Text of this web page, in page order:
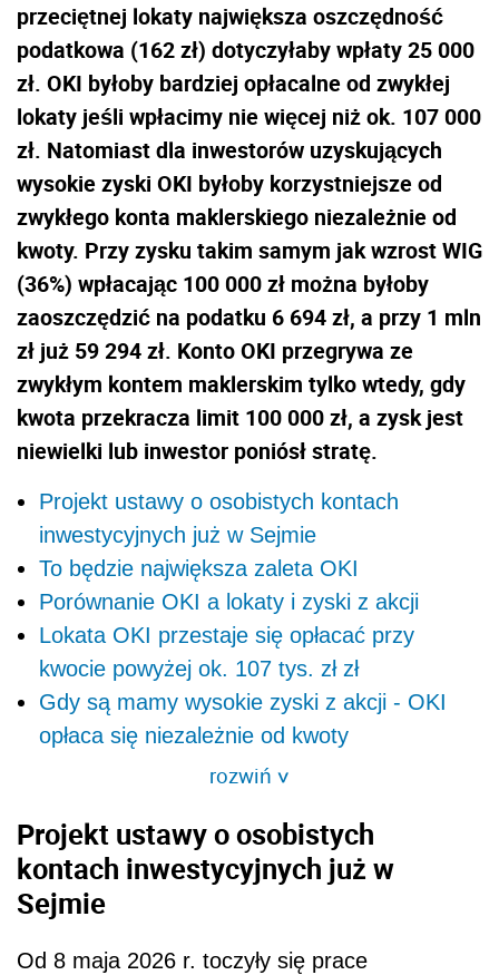
przeciętnej lokaty największa oszczędność
podatkowa (162 zł) dotyczyłaby wpłaty 25 000
zł. OKI byłoby bardziej opłacalne od zwykłej
lokaty jeśli wpłacimy nie więcej niż ok. 107 000
zł. Natomiast dla inwestorów uzyskujących
wysokie zyski OKI byłoby korzystniejsze od
zwykłego konta maklerskiego niezależnie od
kwoty. Przy zysku takim samym jak wzrost WIG
(36%) wpłacając 100 000 zł można byłoby
zaoszczędzić na podatku 6 694 zł, a przy 1 mln
zł już 59 294 zł. Konto OKI przegrywa ze
zwykłym kontem maklerskim tylko wtedy, gdy
kwota przekracza limit 100 000 zł, a zysk jest
niewielki lub inwestor poniósł stratę.
Projekt ustawy o osobistych kontach
inwestycyjnych już w Sejmie
To będzie największa zaleta OKI
Porównanie OKI a lokaty i zyski z akcji
Lokata OKI przestaje się opłacać przy
kwocie powyżej ok. 107 tys. zł zł
Gdy są mamy wysokie zyski z akcji - OKI
opłaca się niezależnie od kwoty
rozwiń>
Projekt ustawy o osobistych
kontach inwestycyjnych już w
Sejmie
Od 8 maja 2026 r. toczyły się prace